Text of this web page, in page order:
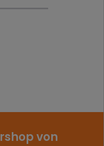
von